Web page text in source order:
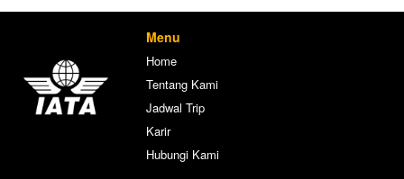
Menu
Home
Tentang Kami
Jadwal Trip
Karir
Hubungi Kami